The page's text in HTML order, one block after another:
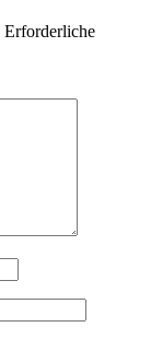
Erforderliche